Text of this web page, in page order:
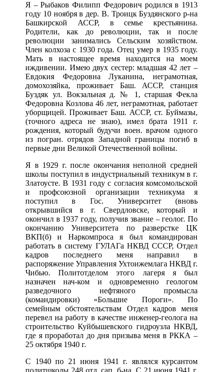
Я – Рыбаков Филипп Федорович родился в 1913
году 10 ноября в дер. В. Троицк Буздянского р-на
Башкирской АССР, в семье крестьянина.
Родители, как до революции, так и после
революции занимались Сельским хозяйством.
Член колхоза с 1930 года. Отец умер в 1935 году.
Мать в настоящее время находится на моем
иждивении. Имею двух сестер: младшая 42 лет –
Евдокия Федоровна Луканина, неграмотная,
домохозяйка, проживает Баш. АССР, станция
Буздяк ул. Вокзальная д. № 1, старшая Фекла
Федоровна Козлова 46 лет, неграмотная, работает
уборщицей. Проживает Баш. АССР, ст. Буймазы,
(точного адреса не знаю), имел брата 1911 г.
рождения, который будучи воен. врачом одного
из погран. отрядов Западной границы погиб в
первые дни Великой Отечественной войны.
Я в 1929 г. после окончания неполной средней
школы поступил в индустриальный техникум в г.
Златоусте. В 1931 году с согласия комсомольской
и профсоюзной организации техникума я
поступил в Гос. Университет (вновь
открывшийся в г. Свердловске, который и
окончил в 1937 году, получив звание – геолог. По
окончанию Университета по разверстке ЦК
ВКП(б) и Наркомпроса я был командирован
работать в систему ГУЛАГа НКВД СССР, Отдел
кадров последнего меня направил в
распоряжение Управления Ухтоижемлага НКВД г.
Чибью. Политотделом этого лагеря я был
назначен нач-ком и одновременно геологом
разведочного нефтяного промысла
(командировки) «Большие Пороги». По
семейным обстоятельствам Отдел кадров меня
перевел на работу в качестве инженер-геолога на
строительство Куйбышевского гидроузла НКВД,
где я проработал до дня призыва меня в РККА –
25 октября 1940 г.
С 1940 по 21 июня 1941 г. являлся курсантом